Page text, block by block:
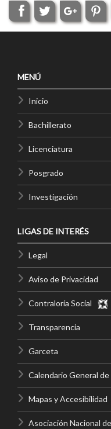
MENÚ
Inicio
Bachillerato
Licenciatura
Posgrado
Investigación
LIGAS DE INTERÉS
Legal
Aviso de Privacidad
Contraloría Social
Transparencia
Garceta
Calendario General
Mapas y Accesibilidad
Asociación Nacional